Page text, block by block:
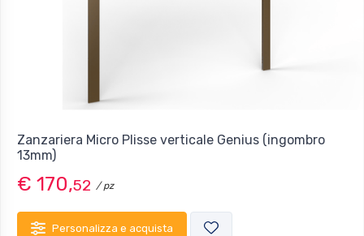
Zanzariera Micro Plisse verticale Genius (ingombro
13mm)
€ 170,52 / pz
Personalizza e acquista